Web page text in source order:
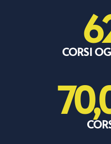
CORSI